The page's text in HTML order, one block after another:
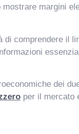
mostrare margini
comprendere il
dei
per il mercato